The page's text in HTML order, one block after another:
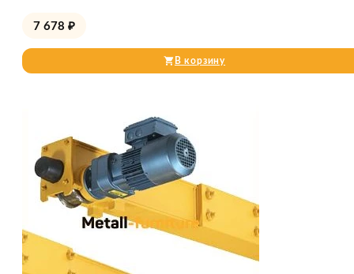
7 678 ₽
В корзину